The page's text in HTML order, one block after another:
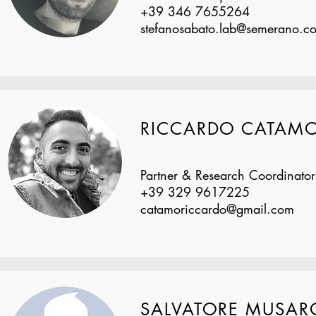
+39 346 7655264
RICCARDO
Partner & Research Coordinator
+39 329 9617225
catamoriccardo@gmail.com
SALVATORE